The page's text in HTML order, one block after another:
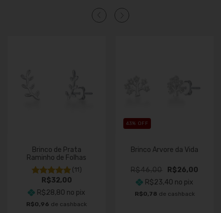
Brinco de Prata
Raminho de Folhas
(11)
R$32,00
R$28,80 no pix
R$0,96 de cashback
43% OFF
Brinco Árvore da Vida
R$46,00
R$26,00
R$23,40 no pix
R$0,78 de cashback